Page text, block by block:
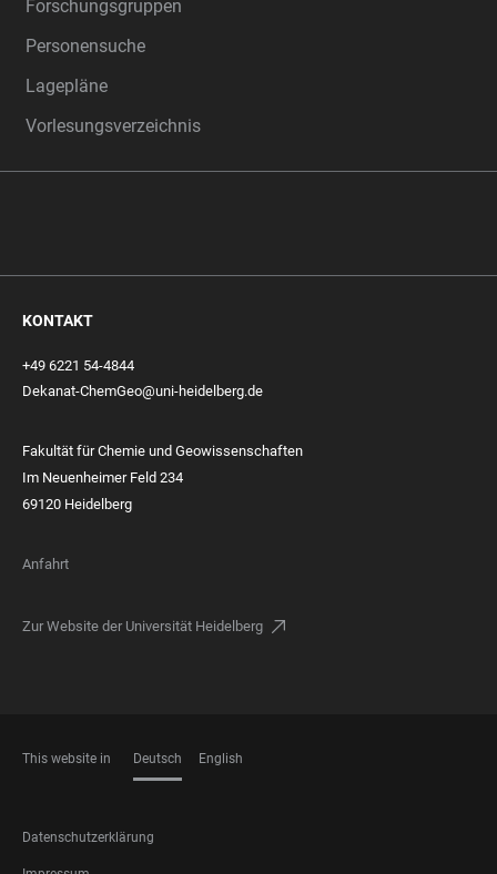
Forschungsgruppen
Personensuche
Lagepläne
Vorlesungsverzeichnis
KONTAKT
+49 6221 54-4844
Dekanat-ChemGeo@uni-heidelberg.de
Fakultät für Chemie und Geowissenschaften
Im Neuenheimer Feld 234
69120 Heidelberg
Anfahrt
Zur Website der Universität Heidelberg
This website in Deutsch English
FOOTER
LEGAL
Datenschutzerklärung